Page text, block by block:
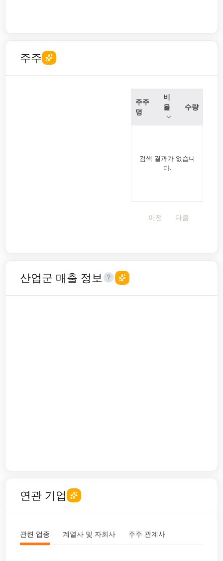
주주
주주
명
비
율
수량
검색 결과가 없습니
다.
이전 다음
산업군 매출 정보
연관 기업
관련 업종 계열사 및 자회사 주주 관계사